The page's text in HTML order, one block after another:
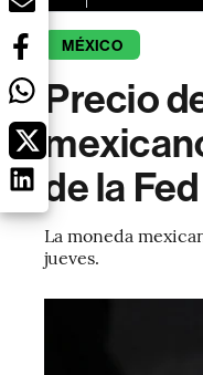
MÉXICO
Precio
de la Fed
La moneda
jueves.